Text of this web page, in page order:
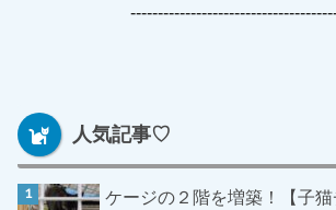
人気記事♡
ケージの２階を増築！【子猫